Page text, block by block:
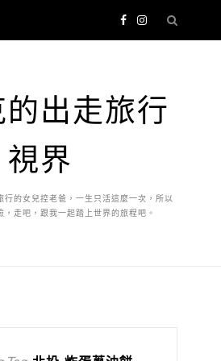
出走旅行
視界
行的女兒控老爸，一生只活這麼一次，所以
，走吧，跟我一起踏上世界的旅程吧。